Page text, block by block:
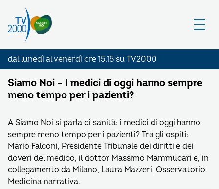
dal lunedì al venerdì ore 15.15 su TV2000
Siamo Noi – I medici di oggi hanno sempre
meno tempo per i pazienti?
A Siamo Noi si parla di sanità: i medici di oggi hanno
sempre meno tempo per i pazienti? Tra gli ospiti:
Mario Falconi, Presidente Tribunale dei diritti e dei
doveri del medico, il dottor Massimo Mammucari e, in
collegamento da Milano, Laura Mazzeri, Osservatorio
Medicina narrativa.